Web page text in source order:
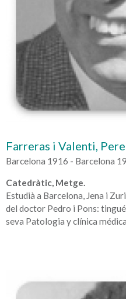
Farreras i Valenti, Pere
Barcelona 1916 - Barcelona
Catedràtic, Metge.
Estudià a Barcelona, Jena i
del doctor Pedro i Pons:
seva Patologia y clínica